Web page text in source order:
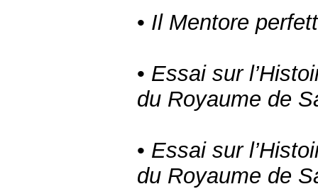
• Il Mentore
• Essai sur
du Royaume de
• Essai sur
du Royaume de